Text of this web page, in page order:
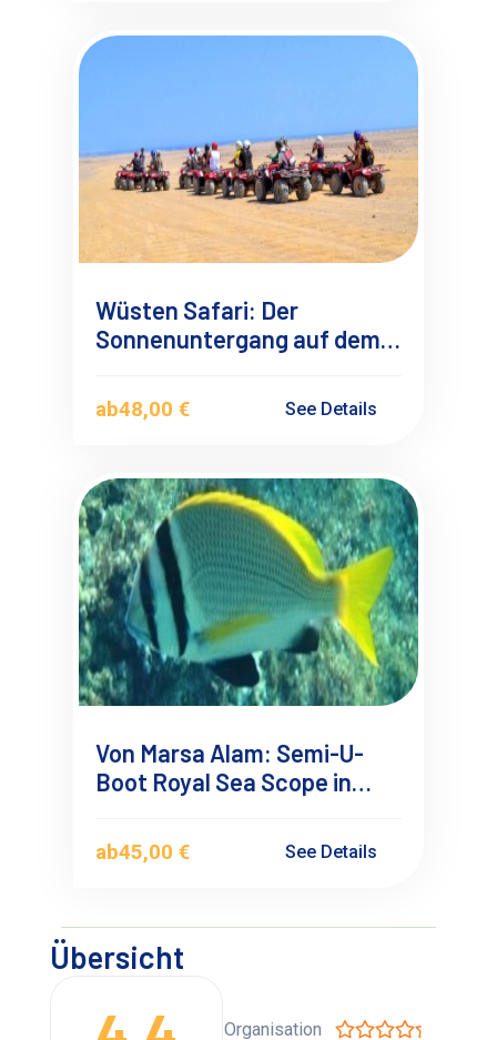
Wüsten Safari: Der
Sonnenuntergang auf dem
ab48,00 € See Details
Von Marsa Alam: Semi-U-
Boot Royal Sea Scope in
ab45,00 € See Details
Übersicht
Organisation